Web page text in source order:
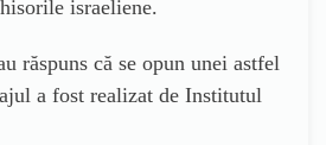
israeliene.
răspuns că se opun unei astfel
a fost realizat de Institutul